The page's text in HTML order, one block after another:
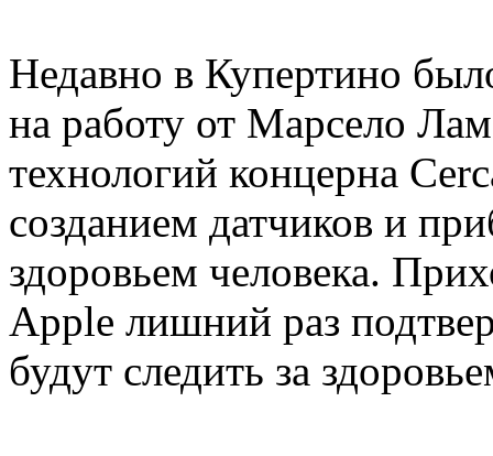
Недавно в Купертино
на работу от Марсело
технологий концерна
созданием датчиков и
здоровьем человека.
Apple лишний раз
будут следить за